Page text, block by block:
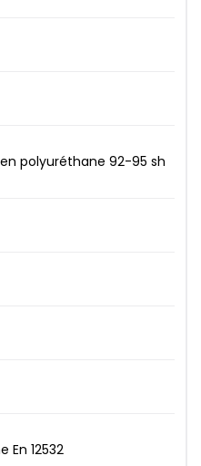
polyuréthane 92​-95​ sh
12532